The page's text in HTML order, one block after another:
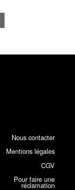
Nous contacter
Mentions légales
CGV
Pour faire une
réclamation